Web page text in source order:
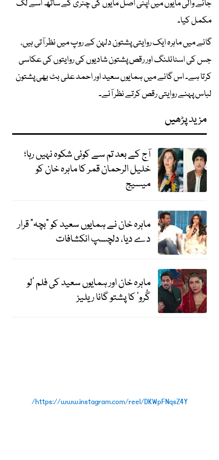
جانے والی مایوں میں اپنی اصل مایوں کی چنری کے ساتھ اسے لُک
مکمل کیا۔
گانے میں ماہرہ ایک روایتی پشتون دلہن کے روپ میں نظر آتی ہیں،
جس کی اسٹائلنگ اور رقص پشتون شادیوں کی روایتوں کی عکاسی
کرتا ہے۔ اس گانے میں ہمایوں سعید اور احمد علی بٹ بھی پشتون
لباس پہنے روایتی رقص کرتے نظر آئے۔
مزید پڑھیں
آج کے بعد تم سے کوئی شکوہ نہیں رہا؛
خلیل الرحمان قمر کا ماہرہ خان کو
میسیج
ماہرہ خان نے ہمایوں سعید کو "بچہ" قرار
دے دیا، دلچسپ انکشافات
ماہرہ خان اور ہمایوں سعید کی فلم ’لو
گُرو‘ کا پشتو گانا ریلیز
https://www.instagram.com/reel/DKWpFNqsZ4Y/